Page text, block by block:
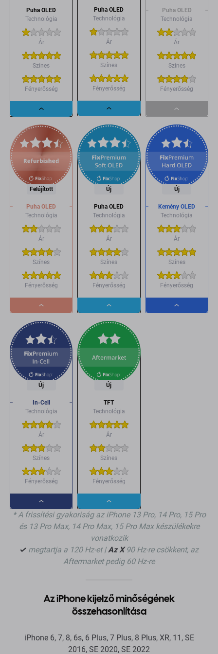
Puha OLED
Technológia
Ár
Színes
Fényerősség
Dropdown
button
Puha OLED
Technológia
Ár
Színes
Fényerősség
Dropdown
button
Puha OLED
Technológia
Ár
Színes
Fényerősség
Dropdown
button
Felújított
Puha OLED
Technológia
Ár
Színes
Fényerősség
Dropdown
button
Új
Puha OLED
Technológia
Ár
Színes
Fényerősség
Dropdown
button
Új
Kemény OLED
Technológia
Ár
Színes
Fényerősség
Dropdown
Új
In-Cell
Technológia
Ár
Színes
Fényerősség
Dropdown
button
Új
TFT
Technológia
Ár
Színes
Fényerősség
Dropdown
button
* A frissítési gyakoriság az iPhone 13 Pro, 14 Pro, 15 Pro
és 13 Pro Max, 14 Pro Max, 15 Pro Max készülékekre
vonatkozik
✓ megtartja a 120 Hz-et | Az X 90 Hz-re csökkent, az
Aftermarket pedig 60 Hz-re
Az iPhone kijelző minőségének
összehasonlítása
iPhone 6, 7, 8, 6s, 6 Plus, 7 Plus, 8 Plus, XR, 11, SE
2016, SE 2020, SE 2022